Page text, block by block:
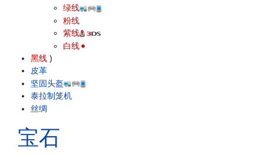
黑线
绿线
粉线
紫线
白线
)
皮革
坚固头盔
泰拉制笼机
丝绸
宝石